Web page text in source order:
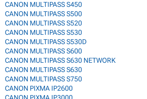
CANON MULTIPASS S450
CANON MULTIPASS S500
CANON MULTIPASS S520
CANON MULTIPASS S530
CANON MULTIPASS S530D
CANON MULTIPASS S600
CANON MULTIPASS S630 NETWORK
CANON MULTIPASS S630
CANON MULTIPASS S750
CANON PIXMA IP2600